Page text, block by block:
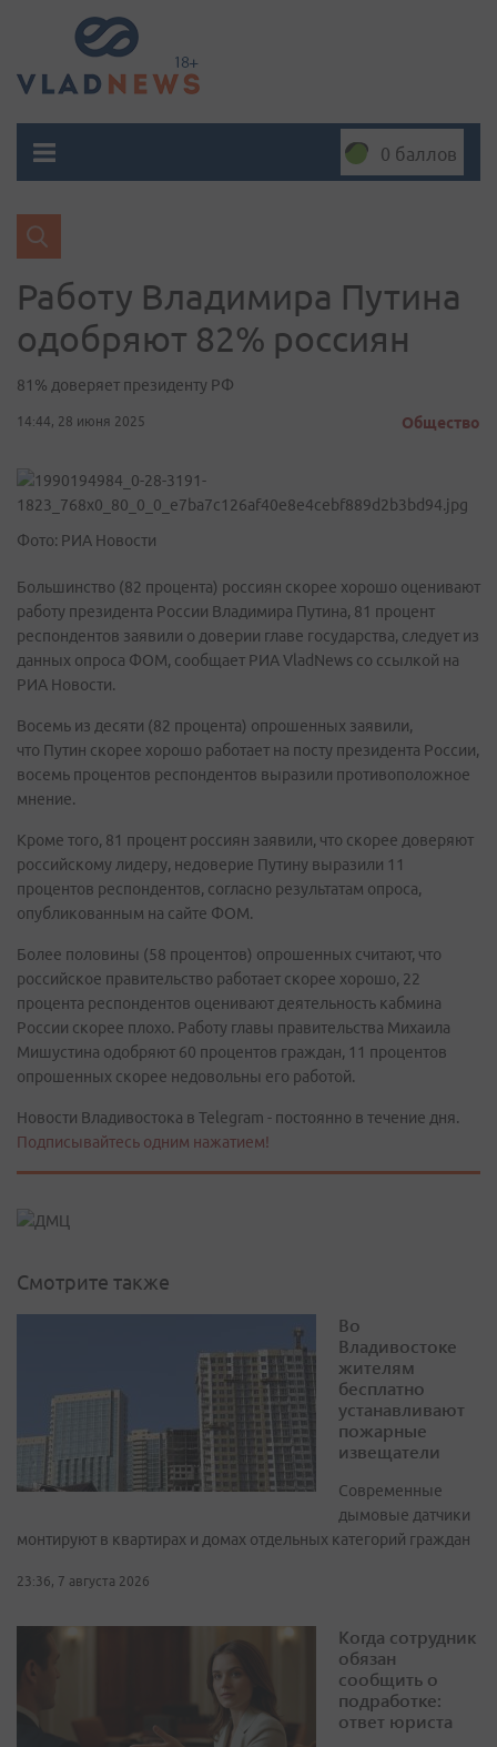
0 баллов
Работу Владимира Путина
одобряют 82% россиян
81% доверяет президенту РФ
14:44, 28 июня 2025 Общество
Фото: РИА Новости
Большинство (82 процента) россиян скорее хорошо оценивают
работу президента России Владимира Путина, 81 процент
респондентов заявили о доверии главе государства, следует из
данных опроса ФОМ, сообщает РИА VladNews со ссылкой на
РИА Новости.
Восемь из десяти (82 процента) опрошенных заявили,
что Путин скорее хорошо работает на посту президента России,
восемь процентов респондентов выразили противоположное
мнение.
Кроме того, 81 процент россиян заявили, что скорее доверяют
российскому лидеру, недоверие Путину выразили 11
процентов респондентов, согласно результатам опроса,
опубликованным на сайте ФОМ.
Более половины (58 процентов) опрошенных считают, что
российское правительство работает скорее хорошо, 22
процента респондентов оценивают деятельность кабмина
России скорее плохо. Работу главы правительства Михаила
Мишустина одобряют 60 процентов граждан, 11 процентов
опрошенных скорее недовольны его работой.
Новости Владивостока в Telegram - постоянно в течение дня.
Подписывайтесь одним нажатием!
Смотрите также
Во
Владивостоке
жителям
бесплатно
устанавливают
пожарные
извещатели
Современные
дымовые датчики
монтируют в квартирах и домах отдельных категорий граждан
23:36, 7 августа 2026
Когда сотрудник
обязан
сообщить о
подработке:
ответ юриста